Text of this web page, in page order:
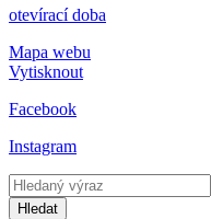
otevírací doba
Mapa webu
Vytisknout
Facebook
Instagram
Hledat